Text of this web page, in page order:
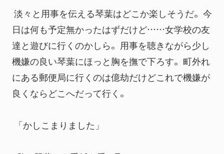
淡々と用事を伝える琴葉はどこか楽しそうだ。今
日は何も予定無かったはずだけど……女学校の友
達と遊びに行くのかしら。用事を聴きながら少し
機嫌の良い琴葉にほっと胸を撫で下ろす。町外れ
にある郵便局に行くのは億劫だけどこれで機嫌が
良くならどこへだって行く。
「かしこまりました」